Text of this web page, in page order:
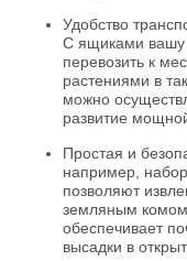
Удобство
С ящиками вашу
перевозить к
растениями в
можно
развитие
Простая и
например,
позволяют
земляным
обеспечивает
высадки в